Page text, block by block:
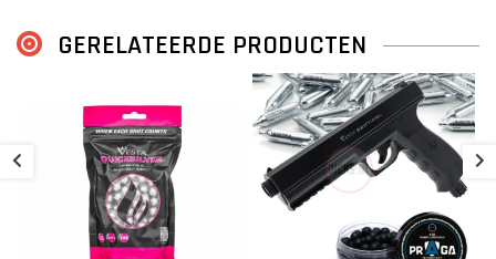
Dit pistool gebruikt 12-grams CO₂-capsules die in het handvat
Zodra het pistool nodig is, activeer je de capsule met een simpele
klap op het prikventiel aan de onderkant.
GERELATEERDE PRODUCTEN